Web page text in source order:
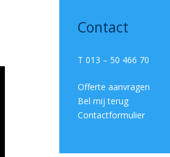
Contact
T 013 – 50 466 70
Offerte aanvragen
Bel mij terug
Contactformulier